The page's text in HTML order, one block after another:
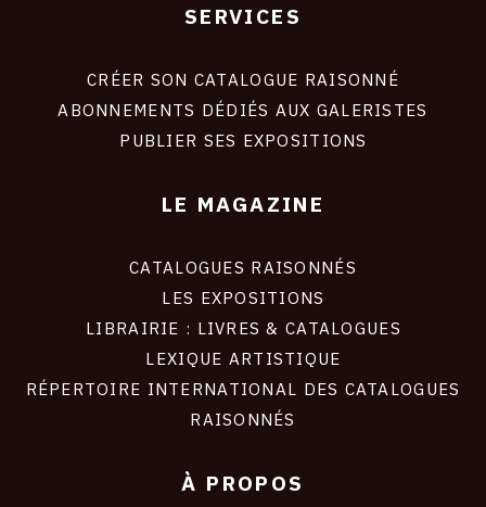
SERVICES
CRÉER SON CATALOGUE RAISONNÉ
ABONNEMENTS DÉDIÉS AUX GALERISTES
PUBLIER SES EXPOSITIONS
LE MAGAZINE
CATALOGUES RAISONNÉS
LES EXPOSITIONS
LIBRAIRIE : LIVRES & CATALOGUES
LEXIQUE ARTISTIQUE
RÉPERTOIRE INTERNATIONAL DES CATALOGUES
RAISONNÉS
À PROPOS